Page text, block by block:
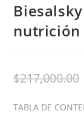
nutrición
$217,000.00
TABLA DE